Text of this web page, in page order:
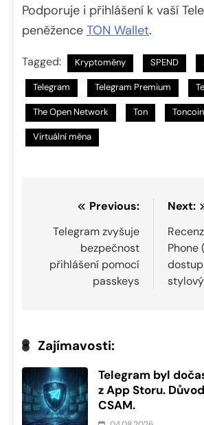
Podporuje i přihlášení k vaší
peněžence TON Wallet.
Tagged: Kryptoměny SPEND
Telegram Telegram Premium
The Open Network Ton Toncoin
Virtuální měna
Navigace
pro
příspěvek
Previous:
Telegram zvyšuje
bezpečnost
přihlášení pomocí
passkeys
Next:
Phone
stylový
Zajímavosti:
Telegram byl
z App Storu.
CSAM.